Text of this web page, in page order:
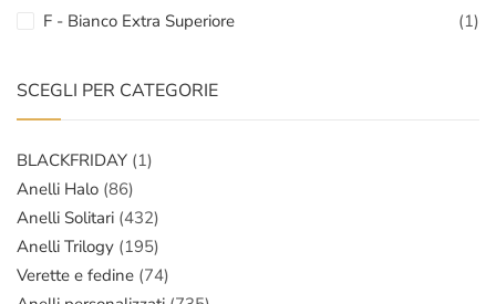
F - Bianco Extra Superiore (1)
SCEGLI PER CATEGORIE
BLACKFRIDAY (1)
Anelli Halo (86)
Anelli Solitari (432)
Anelli Trilogy (195)
Verette e fedine (74)